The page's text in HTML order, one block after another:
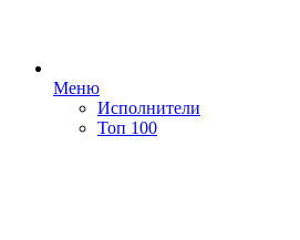
Меню
Исполнители
Топ 100